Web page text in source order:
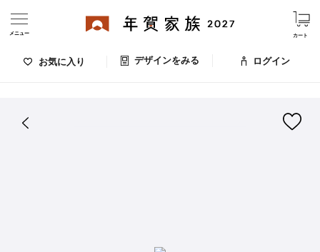
お気に入り デザインをみる
カート
ログイン
メニュー
デザインをみる